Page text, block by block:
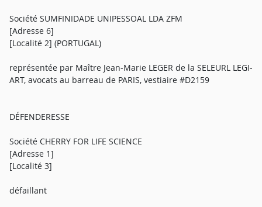
Société SUMFINIDADE UNIPESSOAL LDA ZFM
[Adresse 6]
[Localité 2] (PORTUGAL)
représentée par Maître Jean-Marie LEGER de la SELEURL LEGI-
ART, avocats au barreau de PARIS, vestiaire #D2159
DÉFENDERESSE
Société CHERRY FOR LIFE SCIENCE
[Adresse 1]
[Localité 3]
défaillant